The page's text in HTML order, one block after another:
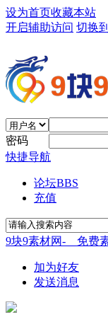
设为首页收藏本站
开启辅助访问 切换
密码
快捷导航
论坛BBS
充值
9块9素材网-＿免费
加为好友
发送消息